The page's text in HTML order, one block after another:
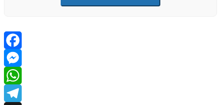
Facebook
Messenger
WhatsApp